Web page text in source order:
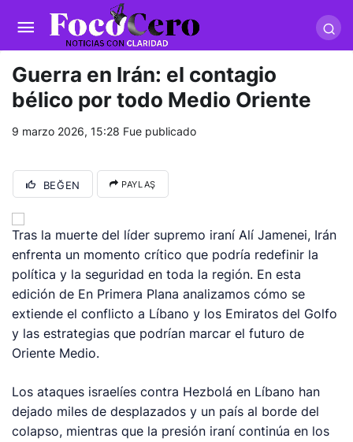
trwin giriş
masterbetting-palacebet1.com-
tlcasino giriş-betandyou-vbett34.com betovis34.net-
skyloftsbet
Guerra en Irán: el contagio
bélico por todo Medio Oriente
9 marzo 2026, 15:28 Fue publicado
BEĞEN PAYLAŞ
Tras la muerte del líder supremo iraní Alí Jamenei, Irán
enfrenta un momento crítico que podría redefinir la
política y la seguridad en toda la región. En esta
edición de En Primera Plana analizamos cómo se
extiende el conflicto a Líbano y los Emiratos del Golfo
y las estrategias que podrían marcar el futuro de
Oriente Medio.
Los ataques israelíes contra Hezbolá en Líbano han
dejado miles de desplazados y un país al borde del
colapso, mientras que la presión iraní continúa en los